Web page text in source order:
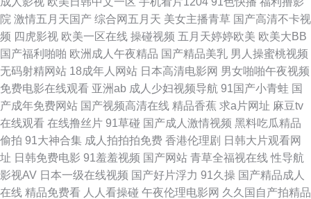
久草导航 青娱乐超碰吧 午夜激情福利AV 91美女被啪啪啪 超碰人人三级 另
类AV激情 天天操B网 91人人操人人爽 福利姬社区导航 麻豆视屏 日韩一级棒
中文字幕第15页 亚洲免费黄色网止 国产伪娘在线一区 日本美女AA 91大神看
片 肏屄视频网址 国户精品久久 欧美在线A∨ 午夜第一av社区 91精品网 超碰
操操日 含羞草av网站 欧韩成人操 亚洲网址黄色 波多野洁依无码 黄色免费网
站看片 青青草色天堂 最新地址91 变态另类首页在线 国产网址 欧美综合色图
院 激情五月天国产 综合网五月天 美女主播青草 国产高清不卡视
频 四虎影视 欧美一区在线 操碰视频 五月天婷婷欧美 欧美大BB
国产福利啪啪 欧洲成人午夜精品 国产精品美乳 男人操蜜桃视频
无码射精网站 18成年人网站 日本高清电影网 男女啪啪午夜视频
免费电影在线观看 亚洲ab 成人少妇视频导航 91国产小青蛙 国
产成年免费网站 国产视频高清在线 精品香蕉 求a片网址 麻豆tv
在线观看 在线撸丝片 91草碰 国产成人激情视频 黑料吃瓜精品
偷拍 91大神合集 成人拍拍拍免费 香港伦理剧 日韩大片观看网
址 日韩免费电影 91羞羞视频 国产网站 青草全福视在线 性导航
影视AV 日本一级在线视频 国产好片浮力 91久操 国产精品成人
在线 精品免费看 人人看操碰 午夜伦理电影网 久久国自产拍精品